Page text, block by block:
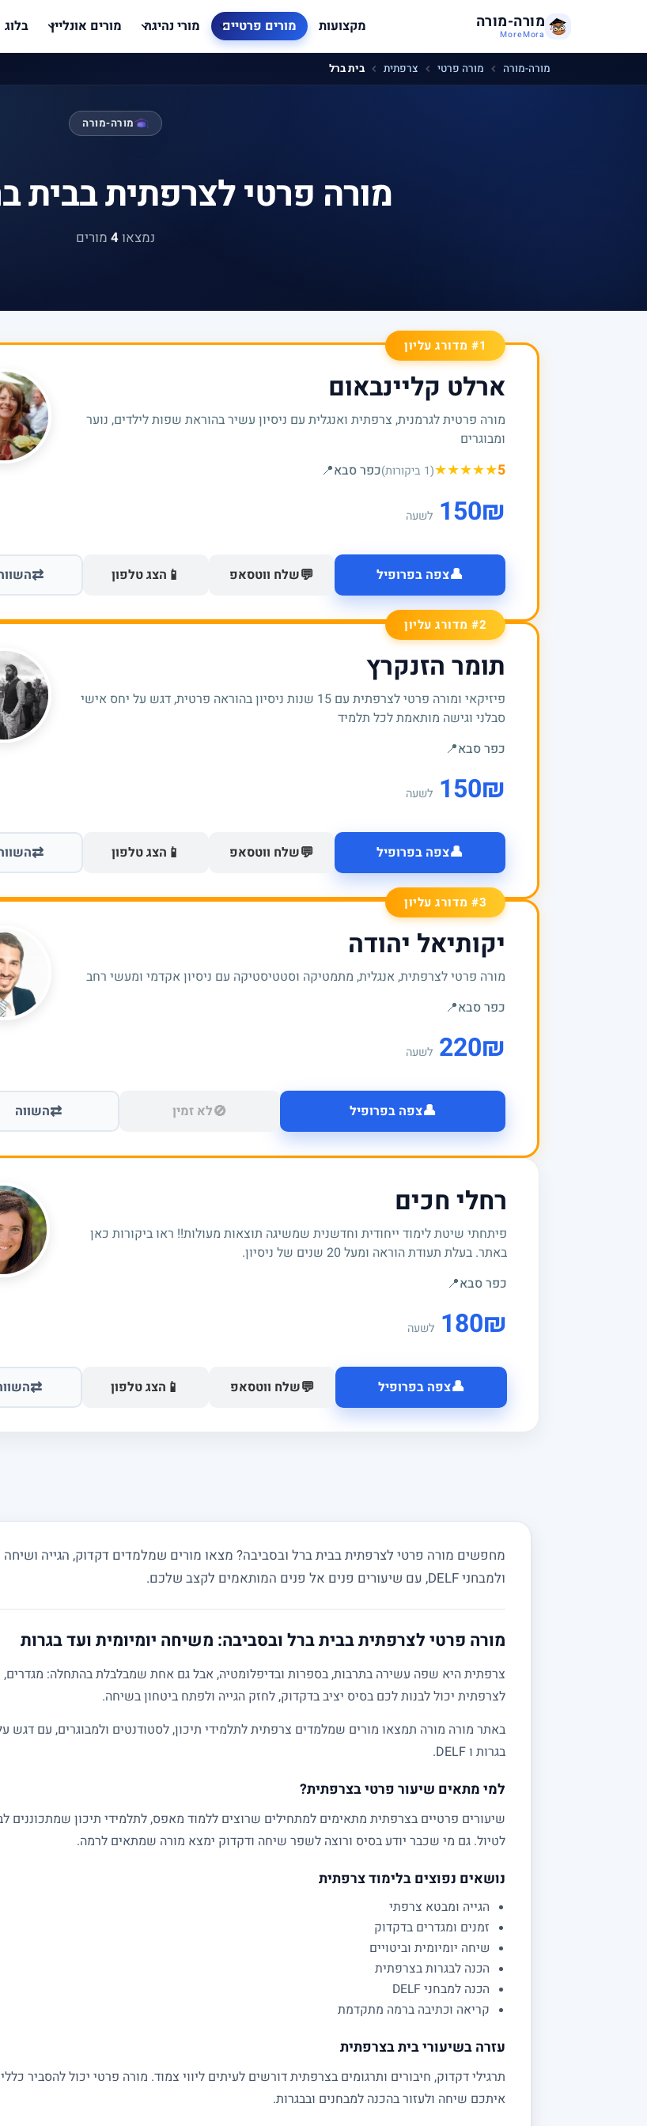
מורה-מורה
MoreMora מקצועות מורים פרטיים מורי נהיגה מורים אונליין בלוג
מורה-מורה מורה פרטי צרפתית בית ברל
מורה-מורה
מורה פרטי לצרפתית בבית
נמצאו 4 מורים
#1 מדורג עליון
ארלט קליינבאום
מורה פרטית לגרמנית, צרפתית ואנגלית עם ניסיון עשיר בהוראת שפות לילדים, נוער
ומבוגרים
(1 ביקורות)★★★★★5 כפר סבא📍
₪
150 לשעה
👤צפה בפרופיל 💬שלח ווטסאפ 📱 הצג טלפון ⇄
#2 מדורג עליון
תומר הזנקרץ
פיזיקאי ומורה פרטי לצרפתית עם 15 שנות ניסיון בהוראה פרטית, דגש על יחס אישי
סבלני וגישה מותאמת לכל תלמיד
כפר סבא📍
₪
150 לשעה
👤צפה בפרופיל 💬שלח ווטסאפ 📱 הצג טלפון ⇄
#3 מדורג עליון
יקותיאל יהודה
מורה פרטי לצרפתית, אנגלית, מתמטיקה וסטטיסטיקה עם ניסיון אקדמי ומעשי רחב
כפר סבא📍
₪
220 לשעה
👤צפה בפרופיל 🚫לא זמין ⇄השווה
רחלי חכים
פיתחתי שיטת לימוד ייחודית וחדשנית שמשיגה תוצאות מעולות!! ראו ביקורות כאן
באתר. בעלת תעודת הוראה ומעל 20 שנים של ניסיון.
כפר סבא📍
₪
180 לשעה
👤צפה בפרופיל 💬שלח ווטסאפ 📱 הצג טלפון ⇄
מחפשים מורה פרטי לצרפתית בבית ברל ובסביבה? מצאו מורים שמלמדים דקדוק, הגייה ושיחה
ולמבחני DELF, עם שיעורים פנים אל פנים המותאמים לקצב שלכם.
מורה פרטי לצרפתית בבית ברל ובסביבה: משיחה יומיומית ועד בגרות
צרפתית היא שפה עשירה בתרבות, בספרות ובדיפלומטיה, אבל גם אחת שמבלבלת בהתחלה: מגדרים,
לצרפתית יכול לבנות לכם בסיס יציב בדקדוק, לחזק הגייה ולפתח ביטחון בשיחה.
באתר מורה מורה תמצאו מורים שמלמדים צרפתית לתלמידי תיכון, לסטודנטים ולמבוגרים, עם דגש
בגרות ו DELF.
למי מתאים שיעור פרטי בצרפתית?
שיעורים פרטיים בצרפתית מתאימים למתחילים שרוצים ללמוד מאפס, לתלמידי תיכון שמתכוננים
לטיול. גם מי שכבר יודע בסיס ורוצה לשפר שיחה ודקדוק ימצא מורה שמתאים לרמה.
נושאים נפוצים בלימוד צרפתית
הגייה ומבטא צרפתי
זמנים ומגדרים בדקדוק
שיחה יומיומית וביטויים
הכנה לבגרות בצרפתית
הכנה למבחני DELF
קריאה וכתיבה ברמה מתקדמת
עזרה בשיעורי בית בצרפתית
איתכם שיחה ולעזור בהכנה למבחנים ובבגרות.